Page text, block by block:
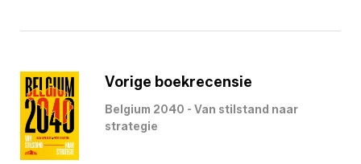
Vorige boekrecensie
Belgium 2040 - Van stilstand naar
strategie